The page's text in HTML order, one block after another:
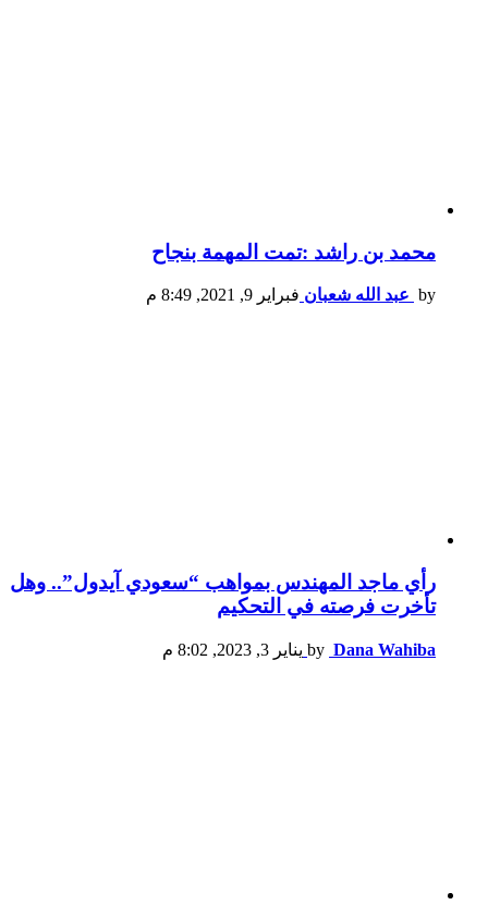
محمد بن راشد :تمت المهمة بنجاح
by عبد الله شعبان فبراير 9, 2021, 8:49 م
رأي ماجد المهندس بمواهب “سعودي آيدول”.. وهل
تأخرت فرصته في التحكيم
by Dana Wahiba يناير 3, 2023, 8:02 م